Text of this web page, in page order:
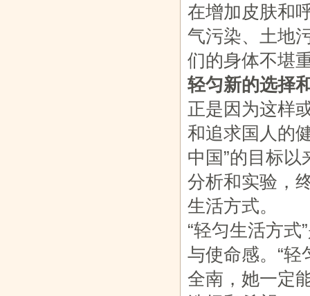
在增加皮肤和
气污染、土地
们的身体不堪
轻匀新的选择
正是因为这样
和追求国人的
中国”的目标
分析和实验，
生活方式。
“轻匀生活方
与使命感。“轻
全南，她一定